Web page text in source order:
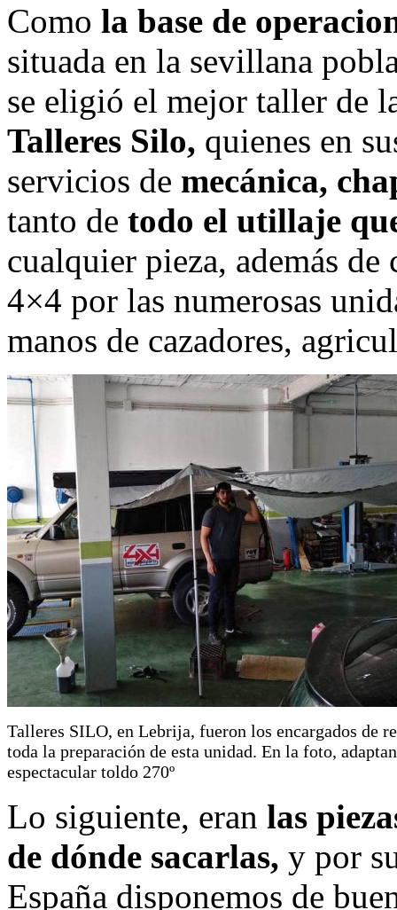
Como la base de
situada en la sevillana
se eligió el mejor taller de
Talleres Silo, quienes en
servicios de mecánica,
tanto de todo el utillaje
cualquier pieza, además
4×4 por las numerosas
manos de cazadores,
Talleres SILO, en Lebrija, fueron los encargados de
toda la preparación de esta unidad. En la foto,
espectacular toldo 270º
Lo siguiente, eran las
de dónde sacarlas, y por
España disponemos de